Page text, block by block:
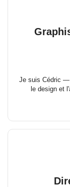
Je suis Cédric —
le design et